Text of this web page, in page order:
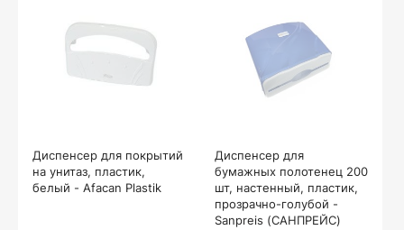
Диспенсер для покрытий
на унитаз, пластик,
белый - Afacan Plastik
Диспенсер для
бумажных полотенец 200
шт, настенный, пластик,
прозрачно-голубой -
Sanpreis (САНПРЕЙС)